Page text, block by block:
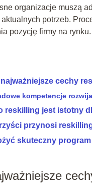
organizacje muszą
potrzeb.
pozycję firmy na rynku.
cechy
kompetencje
reskilling jest istotny
przynosi
skuteczny